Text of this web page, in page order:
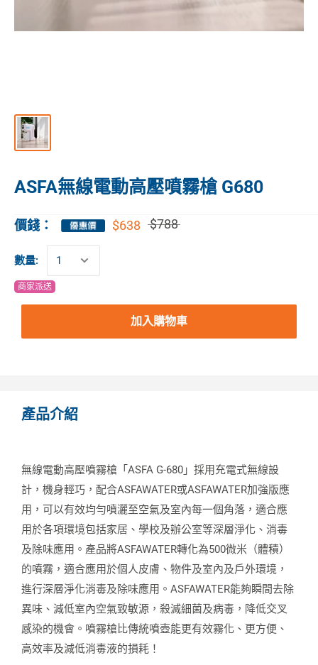
ASFA無線電動高壓噴霧槍 G680
價錢： $638 $788
數量:
商家派送
加入購物車
產品介紹
無線電動高壓噴霧槍「ASFA G-680」採用充電式無線設
計，機身輕巧，配合ASFAWATER或ASFAWATER加強版應
用，可以有效均勻噴灑至空氣及室內每一個角落，適合應
用於各項環境包括家居、學校及辦公室等深層淨化、消毒
及除味應用。產品將ASFAWATER轉化為500微米（體積）
的噴霧，適合應用於個人皮膚、物件及室內及戶外環境，
進行深層淨化消毒及除味應用。ASFAWATER能夠瞬間去除
異味、減低室內空氣致敏源，殺滅細菌及病毒，降低交叉
感染的機會。噴霧槍比傳統噴壺能更有效霧化、更方便、
高效率及減低消毒液的損耗！